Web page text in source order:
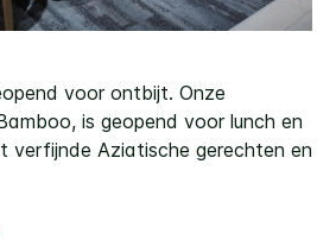
voor ontbijt. Onze
is geopend voor lunch en
verfijnde Aziatische gerechten en